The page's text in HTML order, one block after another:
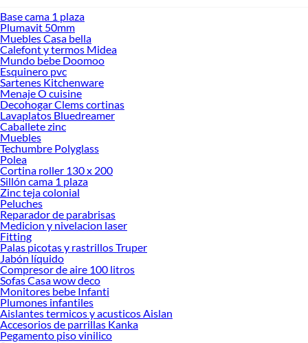
Base cama 1 plaza
Plumavit 50mm
Muebles Casa bella
Calefont y termos Midea
Mundo bebe Doomoo
Esquinero pvc
Sartenes Kitchenware
Menaje O cuisine
Decohogar Clems cortinas
Lavaplatos Bluedreamer
Caballete zinc
Muebles
Techumbre Polyglass
Polea
Cortina roller 130 x 200
Sillón cama 1 plaza
Zinc teja colonial
Peluches
Reparador de parabrisas
Medicion y nivelacion laser
Fitting
Palas picotas y rastrillos Truper
Jabón líquido
Compresor de aire 100 litros
Sofas Casa wow deco
Monitores bebe Infanti
Plumones infantiles
Aislantes termicos y acusticos Aislan
Accesorios de parrillas Kanka
Pegamento piso vinilico